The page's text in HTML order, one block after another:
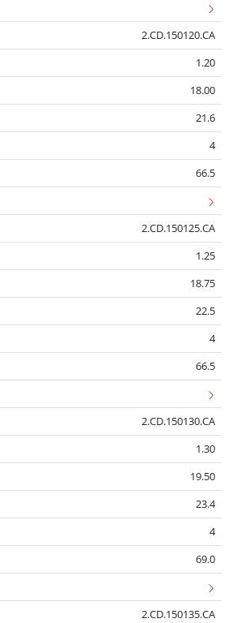
2.CD.150120.CA
1.20
18.00
21.6
4
66.5
2.CD.150125.CA
1.25
18.75
22.5
4
66.5
2.CD.150130.CA
1.30
19.50
23.4
4
69.0
2.CD.150135.CA